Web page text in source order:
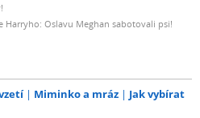
Harryho: Oslavu Meghan sabotovali psi!
Miminko a mráz
Jak vybírat